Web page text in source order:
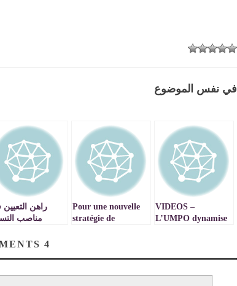
في نفس الموضوع
VIDEOS –
L’UMPO dynamise
recherche
Pour une nouvelle
stratégie de
VIDEO
راهن
مناصب
اختلالات
4